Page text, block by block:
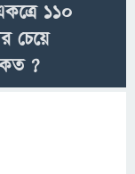
১১০
চেয়ে
কত ?